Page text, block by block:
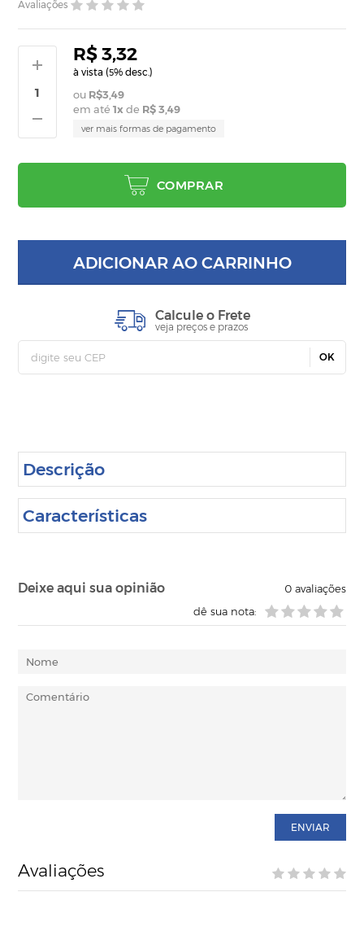
Avaliações
R$ 3,32
à vista (5% desc.)
R$3,49
em até1x de R$ 3,49
ver mais formas de pagamento
COMPRAR
ADICIONAR AO CARRINHO
Calcule o Frete
veja preços e prazos
OK
Descrição
Características
Deixe aqui sua opinião 0avaliações
dê sua nota:
ENVIAR
Avaliações